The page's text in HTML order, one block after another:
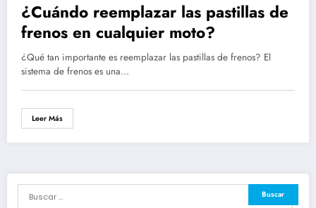
¿Cuándo reemplazar las pastillas de
frenos en cualquier moto?
¿Qué tan importante es reemplazar las pastillas de frenos? El
sistema de frenos es una…
Leer Más